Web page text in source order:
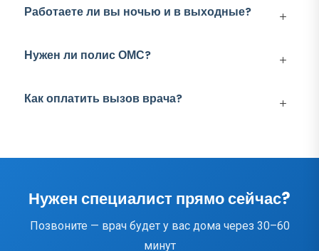
Работаете ли вы ночью и в выходные?
Нужен ли полис ОМС?
Как оплатить вызов врача?
Нужен специалист прямо сейчас?
Позвоните — врач будет у вас дома через 30–60
минут